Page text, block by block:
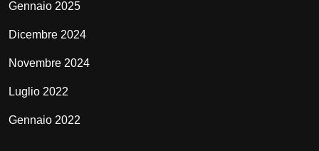
Gennaio 2025
Dicembre 2024
Novembre 2024
Luglio 2022
Gennaio 2022